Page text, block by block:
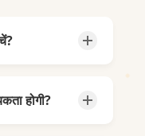
शैक्षणिक
विज्ञप्ति में
पढ़ें और पात्रता
होगी?